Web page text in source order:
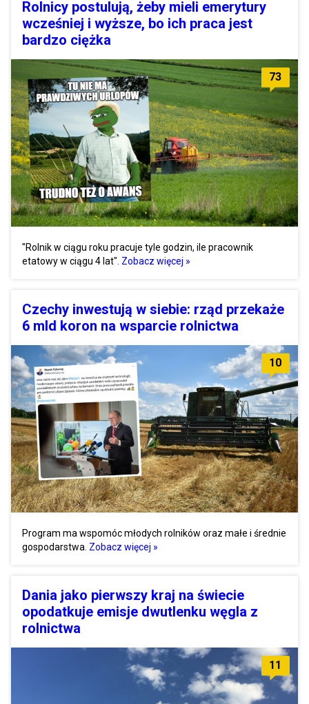
Rolnicy postulują, żeby mieli emerytury
wcześniej i wyższe, bo ich praca jest
bardzo ciężka
73
"Rolnik w ciągu roku pracuje tyle godzin, ile pracownik
etatowy w ciągu 4 lat". Zobacz więcej »
Czechy inwestują w siebie: rząd przekaże
6 mld koron na wsparcie rolnictwa
10
Program ma wspomóc młodych rolników oraz małe i średnie
gospodarstwa. Zobacz więcej »
Dania jako pierwszy kraj na świecie
opodatkuje emisje dwutlenku węgla z
rolnictwa
11